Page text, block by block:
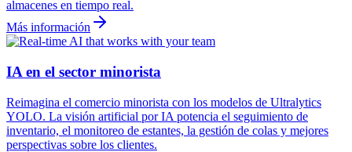
almacenes en tiempo real.
Más información
IA en el sector minorista
Reimagina el comercio minorista con los modelos de Ultralytics
YOLO. La visión artificial por IA potencia el seguimiento de
inventario, el monitoreo de estantes, la gestión de colas y mejores
perspectivas sobre los clientes.